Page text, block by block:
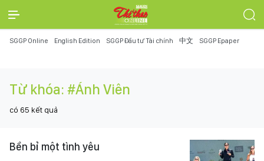
SGGP Online English Edition SGGP Đầu tư Tài chính 中文 SGGP Epaper
Từ khóa: #Ánh Viên
có 65 kết quả
Bền bỉ một tình yêu